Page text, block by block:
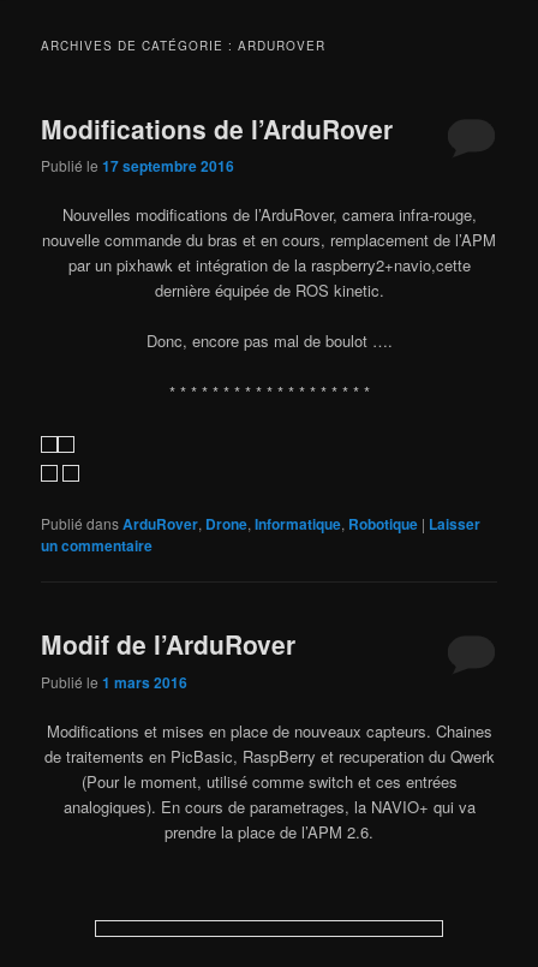
ARCHIVES DE CATÉGORIE :ARDUROVER
Modifications de l’ArduRover
Publié le17 septembre 2016
Nouvelles modifications de l’ArduRover, camera infra-rouge,
nouvelle commande du bras et en cours, remplacement de l’APM
par un pixhawk et intégration de la raspberry2+navio,cette
dernière équipée de ROS kinetic.
Donc, encore pas mal de boulot ….
* * * * * * * * * * * * * * * * * * *
Publié dansArduRover, Drone,Informatique, Robotique | Laisser
un commentaire
Modif de l’ArduRover
Publié le1 mars 2016
Modifications et mises en place de nouveaux capteurs. Chaines
de traitements en PicBasic, RaspBerry et recuperation du Qwerk
(Pour le moment, utilisé comme switch et ces entrées
analogiques). En cours de parametrages, la NAVIO+ qui va
prendre la place de l’APM 2.6.